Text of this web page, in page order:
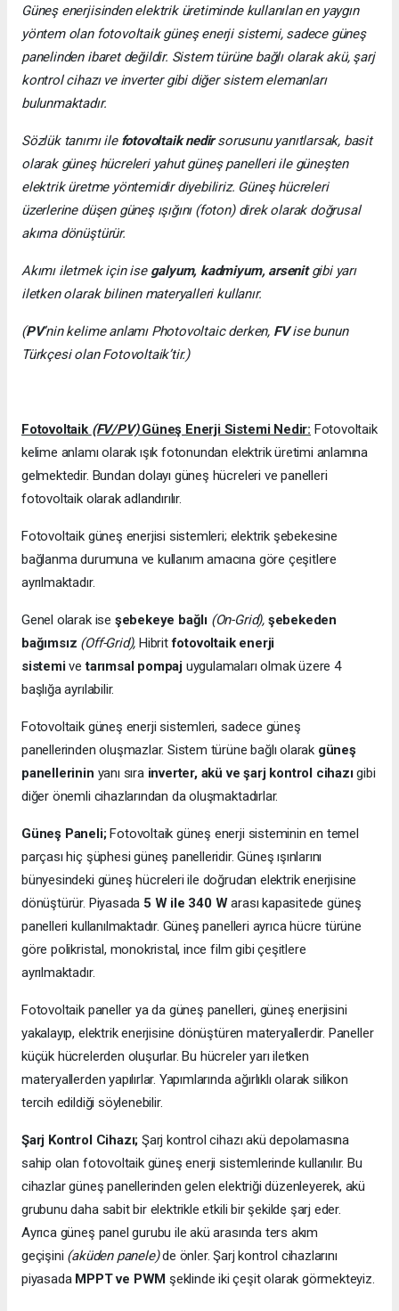
Güneş enerjisinden elektrik üretiminde kullanılan en yaygın
yöntem olan fotovoltaik güneş enerji sistemi, sadece güneş
panelinden ibaret değildir. Sistem türüne bağlı olarak akü, şarj
kontrol cihazı ve inverter gibi diğer sistem elemanları
bulunmaktadır.
Sözlük tanımı ile fotovoltaik nedirsorusunu yanıtlarsak, basit
olarak güneş hücreleri yahut güneş panelleri ile güneşten
elektrik üretme yöntemidir diyebiliriz. Güneş hücreleri
üzerlerine düşen güneş ışığını (foton) direk olarak doğrusal
akıma dönüştürür.
Akımı iletmek için ise galyum, kadmiyum, arsenitgibi yarı
iletken olarak bilinen materyalleri kullanır.
(PV’nin kelime anlamı Photovoltaic derken, FVise bunun
Türkçesi olan Fotovoltaik’tir.)
Fotovoltaik (FV/PV)Güneş Enerji Sistemi Nedir: Fotovoltaik
kelime anlamı olarak ışık fotonundan elektrik üretimi anlamına
gelmektedir. Bundan dolayı güneş hücreleri ve panelleri
fotovoltaik olarak adlandırılır.
Fotovoltaik güneş enerjisi sistemleri; elektrik şebekesine
bağlanma durumuna ve kullanım amacına göre çeşitlere
ayrılmaktadır.
Genel olarak ise şebekeye bağlı (On-Grid), şebekeden
bağımsız (Off-Grid), Hibritfotovoltaik enerji
sistemivetarımsal pompaj uygulamaları olmak üzere 4
başlığa ayrılabilir.
Fotovoltaik güneş enerji sistemleri, sadece güneş
panellerinden oluşmazlar. Sistem türüne bağlı olarak güneş
panellerinin yanı sıra inverter, akü ve şarj kontrol cihazıgibi
diğer önemli cihazlarından da oluşmaktadırlar.
Güneş Paneli;Fotovoltaik güneş enerji sisteminin en temel
parçası hiç şüphesi güneş panelleridir. Güneş ışınlarını
bünyesindeki güneş hücreleri ile doğrudan elektrik enerjisine
dönüştürür. Piyasada 5 W ile 340 Warası kapasitede güneş
panelleri kullanılmaktadır. Güneş panelleri ayrıca hücre türüne
göre polikristal, monokristal, ince film gibi çeşitlere
ayrılmaktadır.
Fotovoltaik paneller ya da güneş panelleri, güneş enerjisini
yakalayıp, elektrik enerjisine dönüştüren materyallerdir. Paneller
küçük hücrelerden oluşurlar. Bu hücreler yarı iletken
materyallerden yapılırlar. Yapımlarında ağırlıklı olarak silikon
tercih edildiği söylenebilir.
Şarj Kontrol Cihazı; Şarj kontrol cihazı akü depolamasına
sahip olan fotovoltaik güneş enerji sistemlerinde kullanılır. Bu
cihazlar güneş panellerinden gelen elektriği düzenleyerek, akü
grubunu daha sabit bir elektrikle etkili bir şekilde şarj eder.
Ayrıca güneş panel gurubu ile akü arasında ters akım
geçişini (aküden panele)de önler. Şarj kontrol cihazlarını
piyasada MPPT ve PWM şeklinde iki çeşit olarak görmekteyiz.